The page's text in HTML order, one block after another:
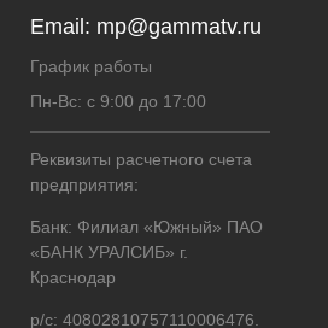
Email: mp@gammatv.ru
График работы
Пн-Вс: с 9:00 до 17:00
Реквизиты расчетного счета
предприятия:
Банк: Филиал «Южный» ПАО
«БАНК УРАЛСИБ» г.
Краснодар
р/с: 40802810757110006476.